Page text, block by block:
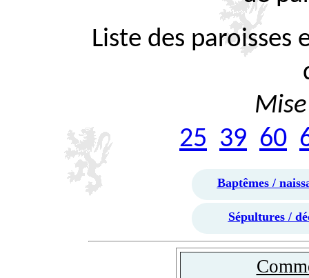
Liste des paroisses
25 39 60
Baptêmes /
Sépultures /